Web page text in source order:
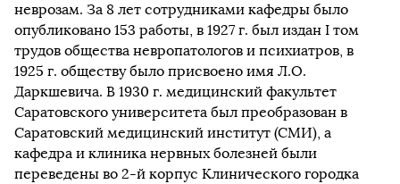
неврозам. За 8 лет сотрудниками кафедры было
опубликовано 153 работы, в 1927 г. был издан I том
трудов общества невропатологов и психиатров, в
1925 г. обществу было присвоено имя Л.О.
Даркшевича. В 1930 г. медицинский факультет
Саратовского университета был преобразован в
Саратовский медицинский институт (СМИ), а
кафедра и клиника нервных болезней были
переведены во 2-й корпус Клинического городка